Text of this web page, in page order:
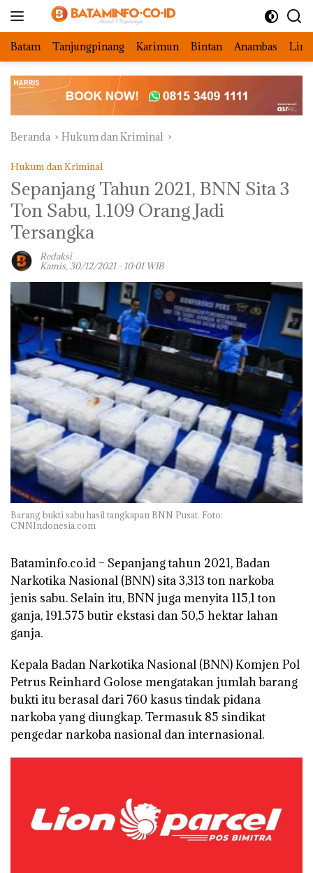
Batam Tanjungpinang Karimun Bintan Anambas
Beranda Hukum dan Kriminal
Hukum dan Kriminal
Sepanjang Tahun 2021, BNN Sita 3
Ton Sabu, 1.109 Orang Jadi
Tersangka
Redaksi
Kamis, 30/12/2021 - 10:01 WIB
Barang bukti sabu hasil tangkapan BNN Pusat. Foto:
CNNIndonesia.com
Bataminfo.co.id – Sepanjang tahun 2021, Badan
Narkotika Nasional (BNN) sita 3,313 ton narkoba
jenis sabu. Selain itu, BNN juga menyita 115,1 ton
ganja, 191.575 butir ekstasi dan 50,5 hektar lahan
ganja.
Kepala Badan Narkotika Nasional (BNN) Komjen Pol
Petrus Reinhard Golose mengatakan jumlah barang
bukti itu berasal dari 760 kasus tindak pidana
narkoba yang diungkap. Termasuk 85 sindikat
pengedar narkoba nasional dan internasional.